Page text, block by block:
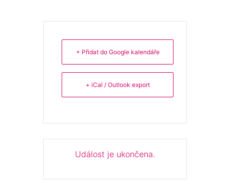
+ Přidat do Google kalendáře
+ iCal / Outlook export
Událost je ukončena.